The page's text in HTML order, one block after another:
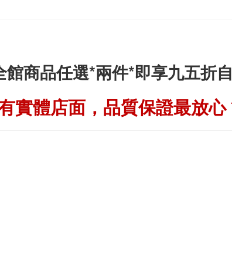
商品任選*兩件*即享九五折自
實體店面，品質保證最放心